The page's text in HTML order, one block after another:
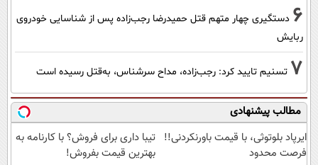
6 دستگیری چهار متهم قتل حمیدرضا رجب‌زاده پس از شناسایی خودروی
ربایش
7 تسنیم تایید کرد: رجب‌زاده، مداح سرشناس، به‌قتل رسیده است
مطالب پیشنهادی
ایرپاد بلوتوثی، با قیمت باورنکردنی!!
فرصت محدود
تیبا داری برای فروش؟ با کارنامه به
بهترین قیمت بفروش!